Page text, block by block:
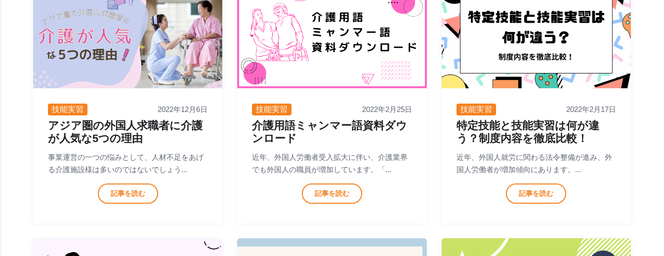
技能実習 2022年12月6日
アジア圏の外国人求職者に介護
が人気な5つの理由
事業運営の一つの悩みとして、人材不足をあげ
る介護施設様は多いのではないでしょう...
記事を読む
技能実習 2022年2月25日
介護用語ミャンマー語資料ダウ
ンロード
近年、外国人労働者受入拡大に伴い、介護業界
でも外国人の職員が増加しています。「...
記事を読む
技能実習 2022年2月17日
特定技能と技能実習は何が違
う？制度内容を徹底比較！
近年、外国人就労に関わる法令整備が進み、外
国人労働者が増加傾向にあります。...
記事を読む